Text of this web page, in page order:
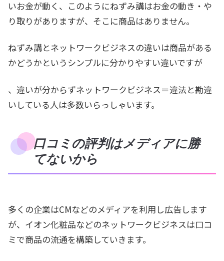
いお金が動く、このようにねずみ講はお金の動き・や
り取りがありますが、そこに商品はありません。
ねずみ講とネットワークビジネスの違いは商品がある
かどうかというシンプルに分かりやすい違いですが
、違いが分からずネットワークビジネス＝違法と勘違
いしている人は多数いらっしゃいます。
口コミの評判はメディアに勝
てないから
多くの企業はCMなどのメディアを利用し広告します
が、イオン化粧品などのネットワークビジネスは口コ
ミで商品の流通を構築していきます。